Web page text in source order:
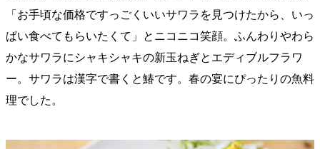
「お手頃な価格ですっごくいいサワラを見つけたから、いっ
ぱい食べてもらいたくて」とニコニコ笑顔。ふんわりやわら
かなサワラにシャキシャキの新玉ねぎとエディブルフラワ
ー。サワラは漢字で書くと鰆です。春の宴にぴったりの魚料
理でした。